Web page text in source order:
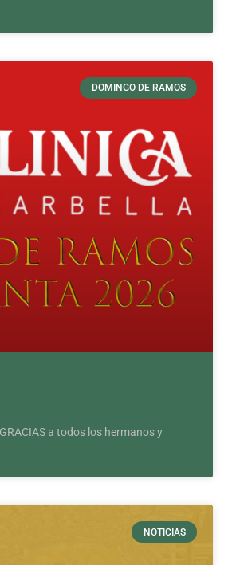
DOMINGO DE RAMOS
a todos los hermanos y
NOTICIAS